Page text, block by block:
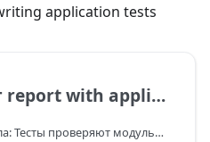
application tests
1 Возвращает report with application name from settings and source key with prefix for env
Контекст тестового раздела: Тесты проверяют модульную архитектуру nestjs-mod: сборку модулей через createNestModule, DI-связи и feature-конфигурацию.